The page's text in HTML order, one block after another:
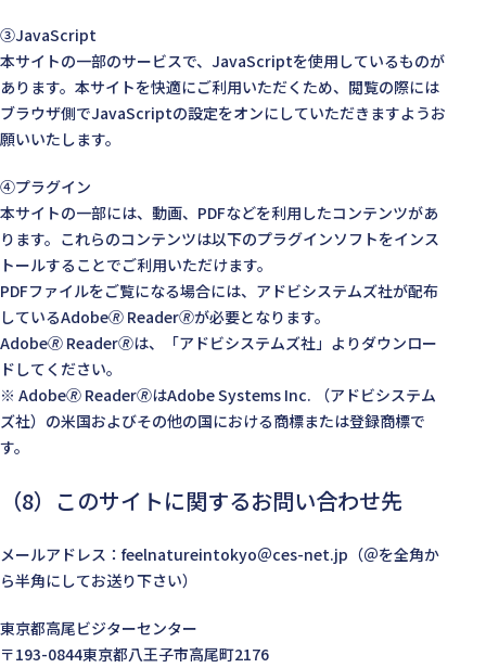
③JavaScript
本サイトの一部のサービスで、JavaScriptを使用しているものが
あります。本サイトを快適にご利用いただくため、閲覧の際には
ブラウザ側でJavaScriptの設定をオンにしていただきますようお
願いいたします。
④プラグイン
本サイトの一部には、動画、PDFなどを利用したコンテンツがあ
ります。これらのコンテンツは以下のプラグインソフトをインス
トールすることでご利用いただけます。
PDFファイルをご覧になる場合には、アドビシステムズ社が配布
しているAdobe🄬 Reader🄬が必要となります。
Adobe🄬 Reader🄬は、「アドビシステムズ社」よりダウンロー
ドしてください。
※ Adobe🄬 Reader🄬はAdobe Systems Inc. （アドビシステム
ズ社）の米国およびその他の国における商標または登録商標で
す。
（8）このサイトに関するお問い合わせ先
メールアドレス：feelnatureintokyo＠ces-net.jp（＠を全角か
ら半角にしてお送り下さい）
東京都高尾ビジターセンター
〒193-0844東京都八王子市高尾町2176